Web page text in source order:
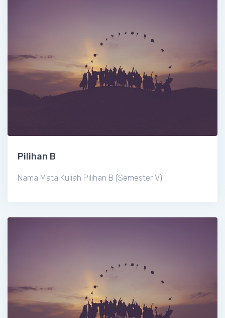
Pilihan B
Nama Mata Kuliah Pilihan B (Semester V)